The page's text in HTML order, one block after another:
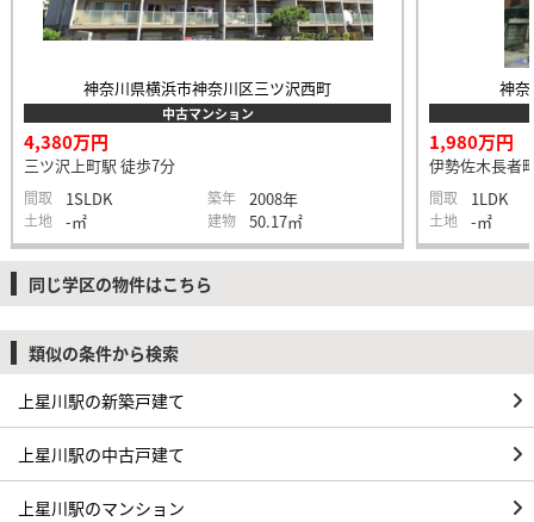
神奈川県横浜市神奈川区三ツ沢西町
中古マンション
4,380万円
三ツ沢上町駅 徒歩7分
間取 1SLDK 築年 2008年
土地 -㎡ 建物 50.17㎡
神
1,980万円
伊勢佐木長者
間取 1LDK
土地 -㎡
同じ学区の物件はこちら
類似の条件から検索
上星川駅の新築戸建て
上星川駅の中古戸建て
上星川駅のマンション